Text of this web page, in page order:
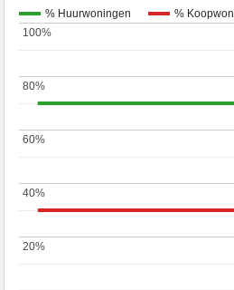
% Huurwoningen %
20%
20%
40%
40%
60%
60%
80%
80%
100%
100%